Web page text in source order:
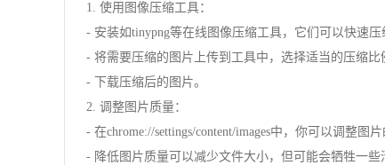
1. 使用图像压缩工具：
- 安装如tinypng等在线图像压缩工具，它们可以快速压
- 将需要压缩的图片上传到工具中，选择适当的压缩比
- 下载压缩后的图片。
2. 调整图片质量：
- 在chrome://settings/content/images中，你可以调整图片
- 降低图片质量可以减少文件大小，但可能会牺牲一些